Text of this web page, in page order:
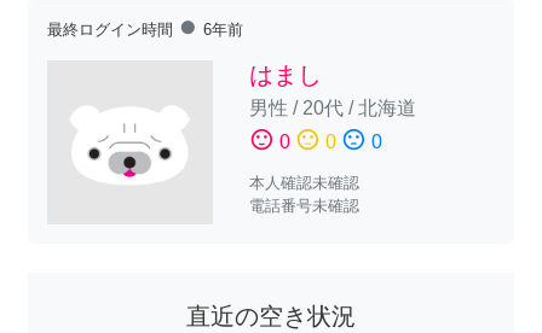
最終ログイン時間 fiber_manual_record 6年前
はまし
男性 / 20代/北海道
sentiment_satisfied 0 sentiment_neutral 0 sentiment_dissatisfied 0
本人確認未確認
電話番号未確認
直近の空き状況